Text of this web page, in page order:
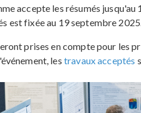
accepte les résumés
est fixée au 19 septembre 2025.
prises en compte pour les
les travaux acceptés